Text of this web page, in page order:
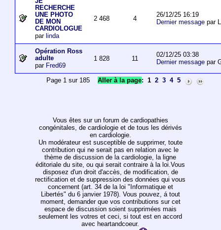
RECHERCHE
UNE PHOTO
DE MON
CARDIOLOGUE
par linda
2 468 4
26/12/25 16:19
Dernier messagepar
Opération Ross
adulte
par Fred69
1 828 11
02/12/25 03:38
Dernier messagepar
Page 1 sur 185Aller à la page: 1 2 3 4 5
Vous êtes sur un forum de cardiopathies
congénitales, de cardiologie et de tous les dérivés
en cardiologie.
Un modérateur est susceptible de supprimer, toute
contribution qui ne serait pas en relation avec le
thème de discussion de la cardiologie, la ligne
éditoriale du site, ou qui serait contraire à la loi.Vous
disposez d'un droit d'accès, de modification, de
rectification et de suppression des données qui vous
concernent (art. 34 de la loi "Informatique et
Libertés" du 6 janvier 1978). Vous pouvez, á tout
moment, demander que vos contributions sur cet
espace de discussion soient supprimées mais
seulement les votres et ceci, si tout est en accord
avec heartandcoeur.